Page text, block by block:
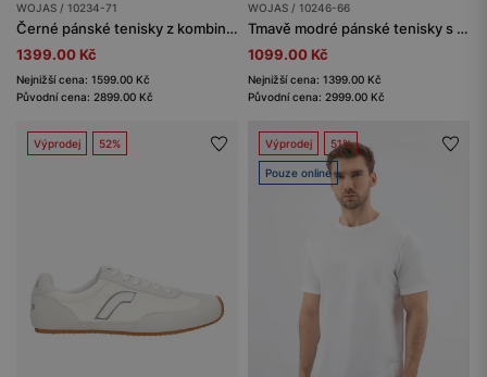
WOJAS / 10234-71
Černé pánské tenisky z kombinované kůže na ploché podrážce
1399.00 Kč
Nejnižší cena: 1599.00 Kč
Původní cena: 2899.00 Kč
WOJAS / 10246-66
Tmavě modré pánské tenisky s koženkovou vložkou z lícové kůže
1099.00 Kč
Nejnižší cena: 1399.00 Kč
Původní cena: 2999.00 Kč
Výprodej 52% Výprodej 51%
Pouze online